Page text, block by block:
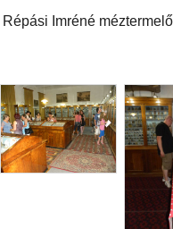
Imréné méztermelő